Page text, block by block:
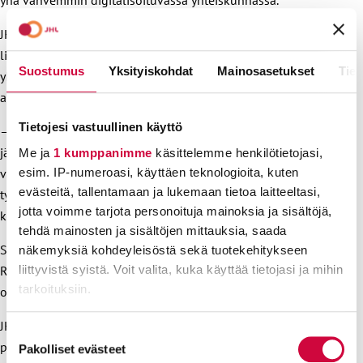
Suostumus Yksityiskohdat Mainosasetukset
Tietojesi vastuullinen käyttö
Me ja 1 kumppanimme käsittelemme henkilötietojasi,
esim. IP-numeroasi, käyttäen teknologioita, kuten
evästeitä, tallentamaan ja lukemaan tietoa laitteeltasi,
jotta voimme tarjota personoituja mainoksia ja sisältöjä,
tehdä mainosten ja sisältöjen mittauksia, saada
näkemyksiä kohdeyleisöstä sekä tuotekehitykseen
liittyvistä syistä. Voit valita, kuka käyttää tietojasi ja mihin
tarkoituksiin.
voit määrittää asetuksesi
. Voit muuttaa
Suostumuksen
valinta
Pakolliset evästeet
JHL:n digitalisaatioraportti korostaa uuteen teknologiaan
liittyvien haasteiden ja mahdollisuuksien huomioimista niin
yhteiskunnassa, yleisesti työelämässä kuin liiton
ammattialoilla.
– Kun ymmärrämme tarkemmin digitalisaation vaikutuksia
jäsentemme arkeen, pystymme jatkossa entistäkin paremmin
valvomaan jäsentemme etuja ja tarjoamaan suuntaviivoja
työelämän oikeuksien varmistamiselle ja työolojen
kehittämiselle, puheenjohtaja Niemi-Laine toteaa.
Selvityksen on JHL:n toimeksiannosta toteuttanut Aula
Research. Raportissa on hyödynnetty kirjallisten lähteiden
ohella eri näkökulmia edustavia asiantuntijahaastatteluita.
JHL:n tulevaisuustrendityö on monivuotinen projekti, jossa
perehdytään suuriin muutostrendeihin liiton näkökulmasta.